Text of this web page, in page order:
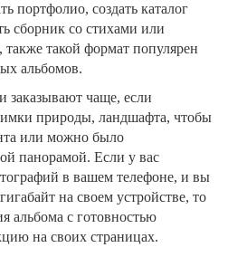
портфолио, создать каталог
сборник со стихами или
такой формат популярен
альбомов.
заказывают чаще, если
природы, ландшафта, чтобы
или можно было
панорамой. Если у вас
в вашем телефоне, и вы
на своем устройстве, то
альбома с готовностью
на своих страницах.